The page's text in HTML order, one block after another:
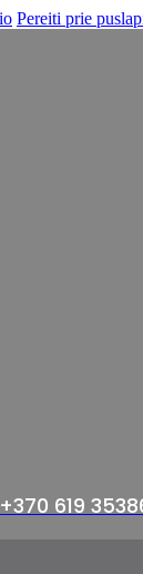
Pereiti prie
+370 619